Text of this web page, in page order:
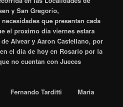
y San Gregorio,
que presentan cada
el proximo dia viernes estara
Alvear y Aaron Castellano, por
el dia de hoy en Rosario por la
no cuentan con Jueces
Fernando Tarditti
Maria